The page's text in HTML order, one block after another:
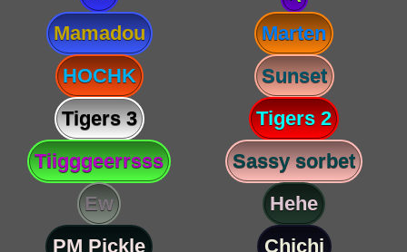
Mamadou
Marten
HOCHK
Sunset
Tigers 3
Tigers 2
Tiigggeerrsss
Sassy sorbet
Ew
Hehe
PM Pickle
Chichi